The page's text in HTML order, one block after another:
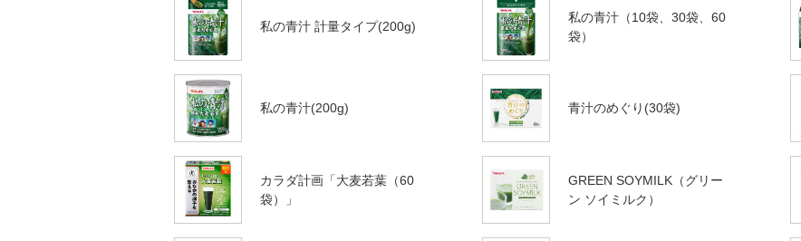
私の青汁 計量タイプ(200g)
私の青汁（10袋、30袋、60
袋）
私の青汁(200g) 青汁のめぐり(30袋)
カラダ計画「大麦若葉（60
袋）」
GREEN SOYMILK（グリー
ン ソイミルク）